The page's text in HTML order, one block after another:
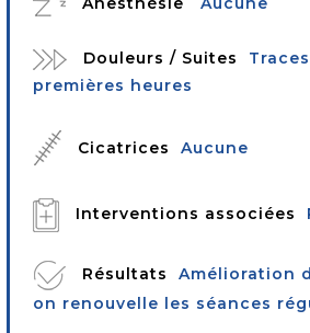
Douleurs / Suites
premières heures
Cicatrices Aucune
Interventions associées
Résultats
Amélioration
on renouvelle les séances